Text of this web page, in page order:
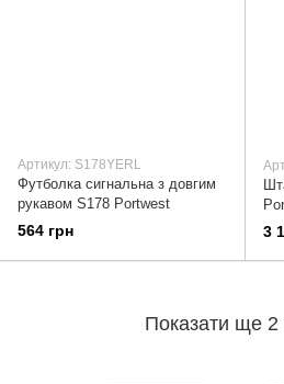
Артикул: S178YERL
Футболка сигнальна з довгим
рукавом S178 Portwest
564 грн 3
Показати ще 2